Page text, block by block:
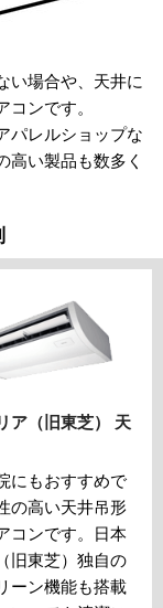
い場合や、天井に
ンです。
パレルショップな
高い製品も数多く
ア（旧東芝） 天
にもおすすめで
の高い天井吊形
コンです。日本
旧東芝）独自の
ーン機能も搭載